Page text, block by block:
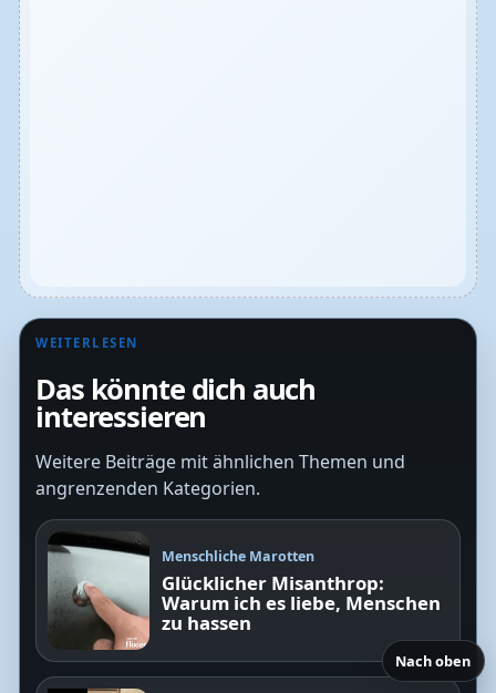
WEITERLESEN
Das könnte dich auch
interessieren
Weitere Beiträge mit ähnlichen Themen und
angrenzenden Kategorien.
Menschliche Marotten
Glücklicher Misanthrop:
Warum ich es liebe, Menschen
zu hassen
Nach oben